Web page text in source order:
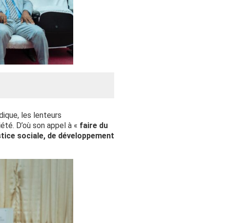
les lenteurs
D’où son appel à « faire du
sociale, de développement